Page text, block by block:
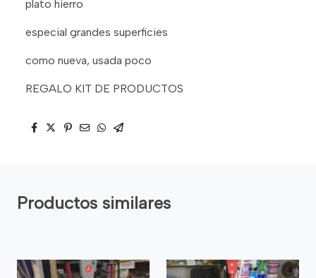
plato hierro
especial grandes superficies
como nueva, usada poco
REGALO KIT DE PRODUCTOS
Productos similares